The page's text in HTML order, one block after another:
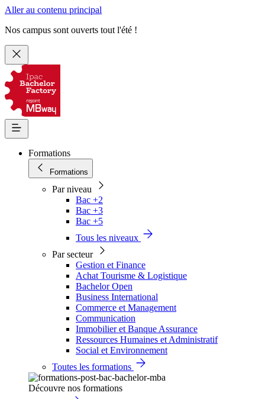
Aller au contenu principal
Nos campus sont ouverts tout l'été !
Formations
Formations
Par niveau
Bac +2
Bac +3
Bac +5
Tous les niveaux
Par secteur
Gestion et Finance
Achat Tourisme & Logistique
Bachelor Open
Business International
Commerce et Management
Communication
Immobilier et Banque Assurance
Ressources Humaines et Administratif
Social et Environnement
Toutes les formations
Découvre nos formations